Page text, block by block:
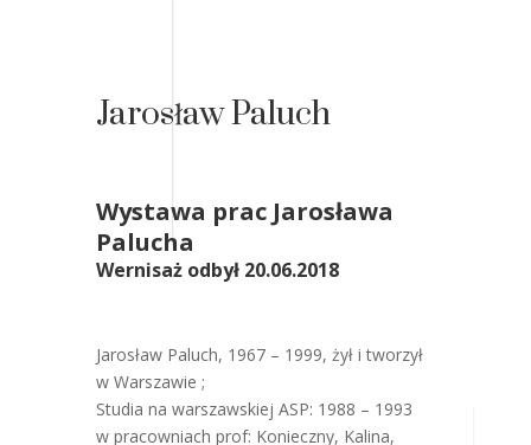
Jarosław Paluch
Wystawa prac Jarosława
Palucha
Wernisaż odbył 20.06.2018
Jarosław Paluch, 1967 – 1999, żył i tworzył
w Warszawie ;
Studia na warszawskiej ASP: 1988 – 1993
w pracowniach prof: Konieczny, Kalina,